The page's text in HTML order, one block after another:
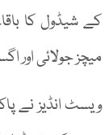
کے شیڈول کا
میچز جولائی اور
ویسٹ انڈیز نے